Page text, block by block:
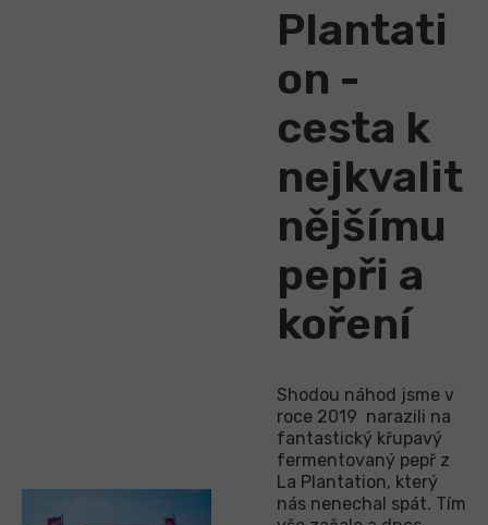
Plantati
on -
cesta k
nejkvalit
nějšímu
pepři a
koření
Shodou náhod jsme v
roce 2019 narazili na
fantastický křupavý
fermentovaný pepř z
La Plantation, který
nás nenechal spát. Tím